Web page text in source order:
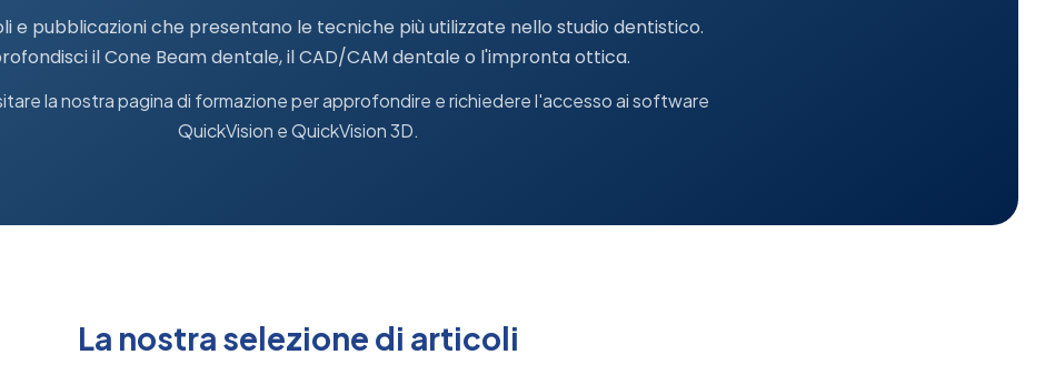
e pubblicazioni che presentano le tecniche più utilizzate nello studio dentistico.
il Cone Beam dentale, il CAD/CAM dentale o l'impronta ottica.
la nostra pagina di formazione per approfondire e richiedere l'accesso ai software
QuickVision e QuickVision 3D.
La nostra selezione di articoli